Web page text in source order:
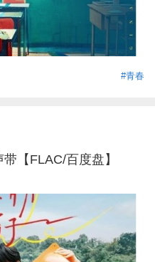
#青春
【FLAC/百度盘】